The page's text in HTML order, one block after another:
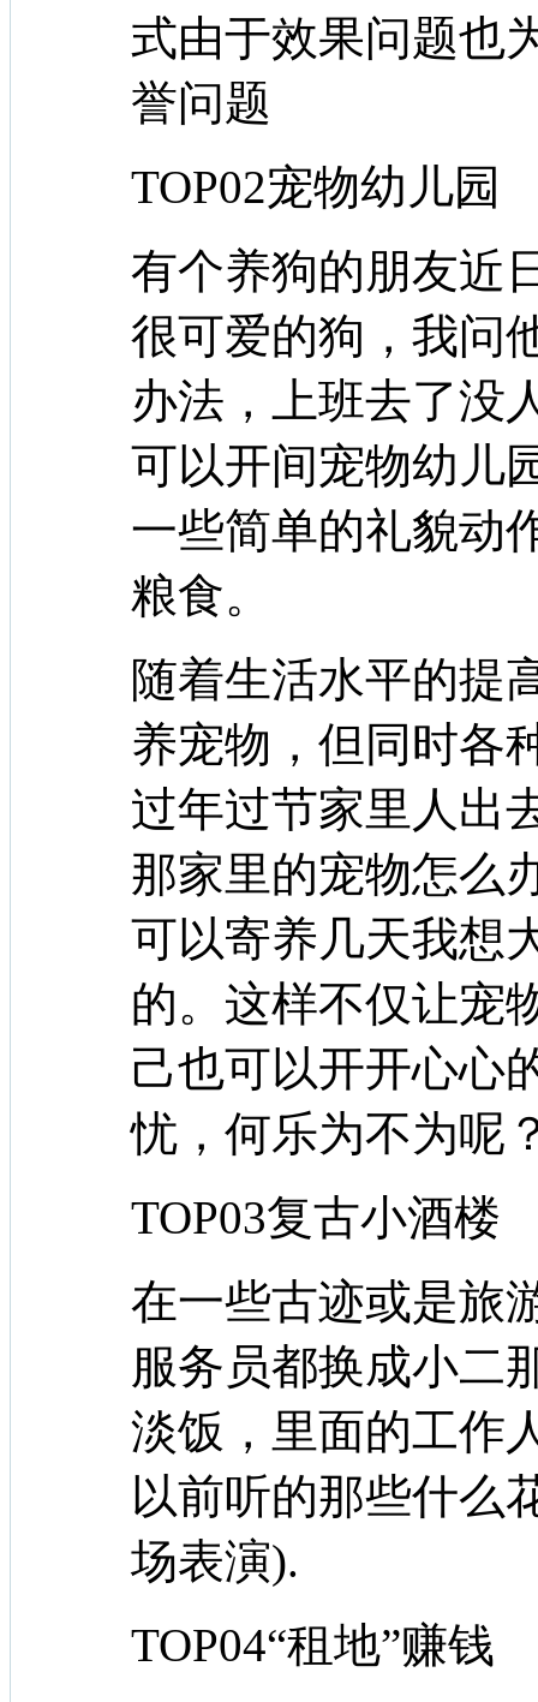
式由于效果问题也
誉问题
TOP02宠物幼儿园
有个养狗的朋友近
很可爱的狗，我问
办法，上班去了没
可以开间宠物幼儿
一些简单的礼貌动
粮食。
随着生活水平的提
养宠物，但同时各
过年过节家里人出
那家里的宠物怎么
可以寄养几天我想
的。这样不仅让宠
己也可以开开心心
忧，何乐为不为呢
TOP03复古小酒楼
在一些古迹或是旅
服务员都换成小二
淡饭，里面的工作
以前听的那些什么
场表演).
TOP04“租地”赚钱